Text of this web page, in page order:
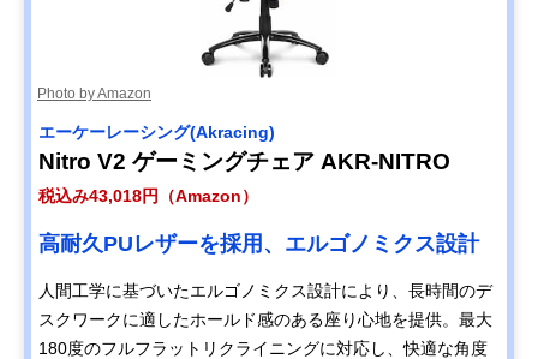
Photo by Amazon
‎エーケーレーシング(Akracing)
Nitro V2 ゲーミングチェア AKR-NITRO
税込み43,018円（Amazon）
高耐久PUレザーを採用、エルゴノミクス設計
人間工学に基づいたエルゴノミクス設計により、長時間のデ
スクワークに適したホールド感のある座り心地を提供。最大
180度のフルフラットリクライニングに対応し、快適な角度